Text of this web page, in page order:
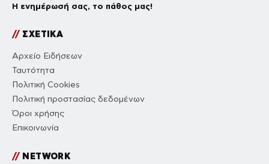
Η ενημέρωσή σας, το πάθος μας!
//ΣΧΕΤΙΚΑ
Αρχείο Ειδήσεων
Ταυτότητα
Πολιτική Cookies
Πολιτική προστασίας δεδομένων
Όροι χρήσης
Επικοινωνία
//NETWORK